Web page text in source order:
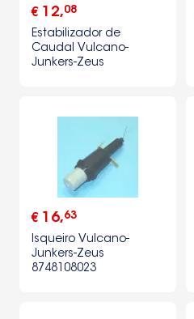
€ 12,08
Estabilizador de
Caudal Vulcano-
Junkers-Zeus
€ 16,63
Isqueiro Vulcano-
Junkers-Zeus
8748108023